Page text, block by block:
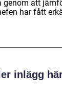
genom att
har fått
inlägg